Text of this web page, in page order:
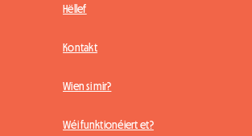
Hëllef
Kontakt
Wien si mir?
Wéi funktionéiert et?